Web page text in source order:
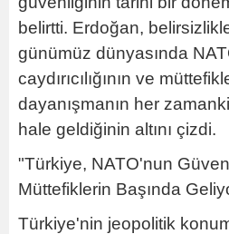
belirtti. Erdoğan,
günümüz dünyasında
caydırıcılığının ve
dayanışmanın her
hale geldiğinin altını çizdi.
"Türkiye, NATO'nun
Müttefiklerin Başında
Türkiye'nin jeopolitik